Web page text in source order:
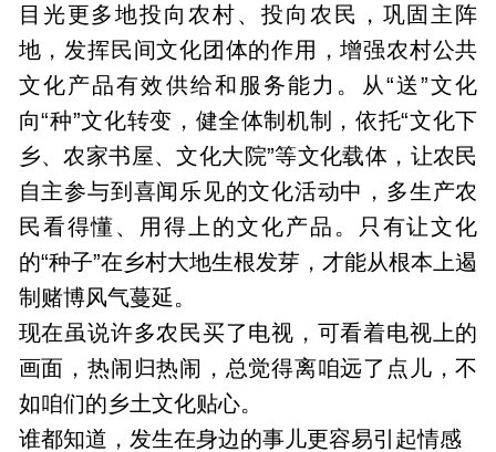
目光更多地投向农村、投向农民，巩固主阵
地，发挥民间文化团体的作用，增强农村公共
文化产品有效供给和服务能力。从“送”文化
向“种”文化转变，健全体制机制，依托“文化下
乡、农家书屋、文化大院”等文化载体，让农民
自主参与到喜闻乐见的文化活动中，多生产农
民看得懂、用得上的文化产品。只有让文化
的“种子”在乡村大地生根发芽，才能从根本上遏
制赌博风气蔓延。
现在虽说许多农民买了电视，可看着电视上的
画面，热闹归热闹，总觉得离咱远了点儿，不
如咱们的乡土文化贴心。
谁都知道，发生在身边的事儿更容易引起情感